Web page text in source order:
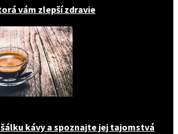
vám zlepší zdravie
kávy a spoznajte jej tajomstvá